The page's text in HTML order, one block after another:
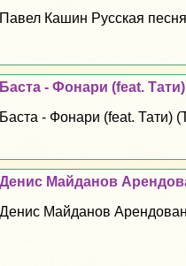
Павел Кашин Русская
Баста - Фонари (feat.
Баста - Фонари (feat. Тати)
Денис Майданов
Денис Майданов